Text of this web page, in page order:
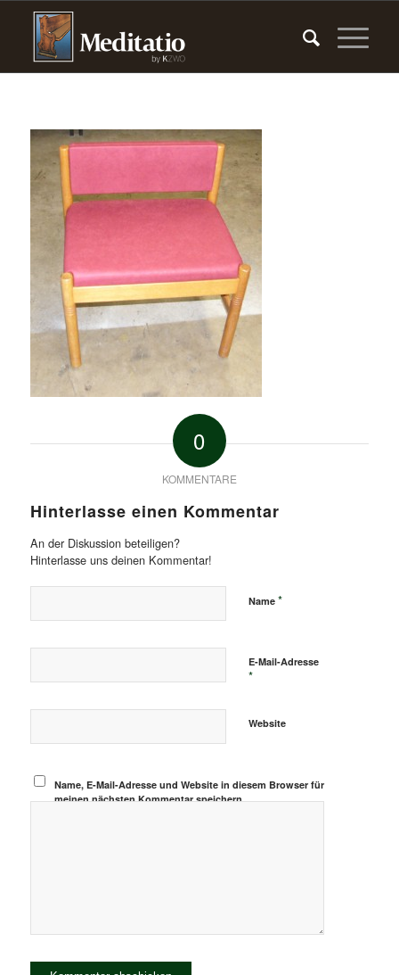
0
KOMMENTARE
Hinterlasse einen Kommentar
An der Diskussion beteiligen?
Hinterlasse uns deinen Kommentar!
Name *
E-Mail-Adresse
*
Website
Name, E-Mail-Adresse und Website in diesem Browser für
meinen nächsten Kommentar speichern.